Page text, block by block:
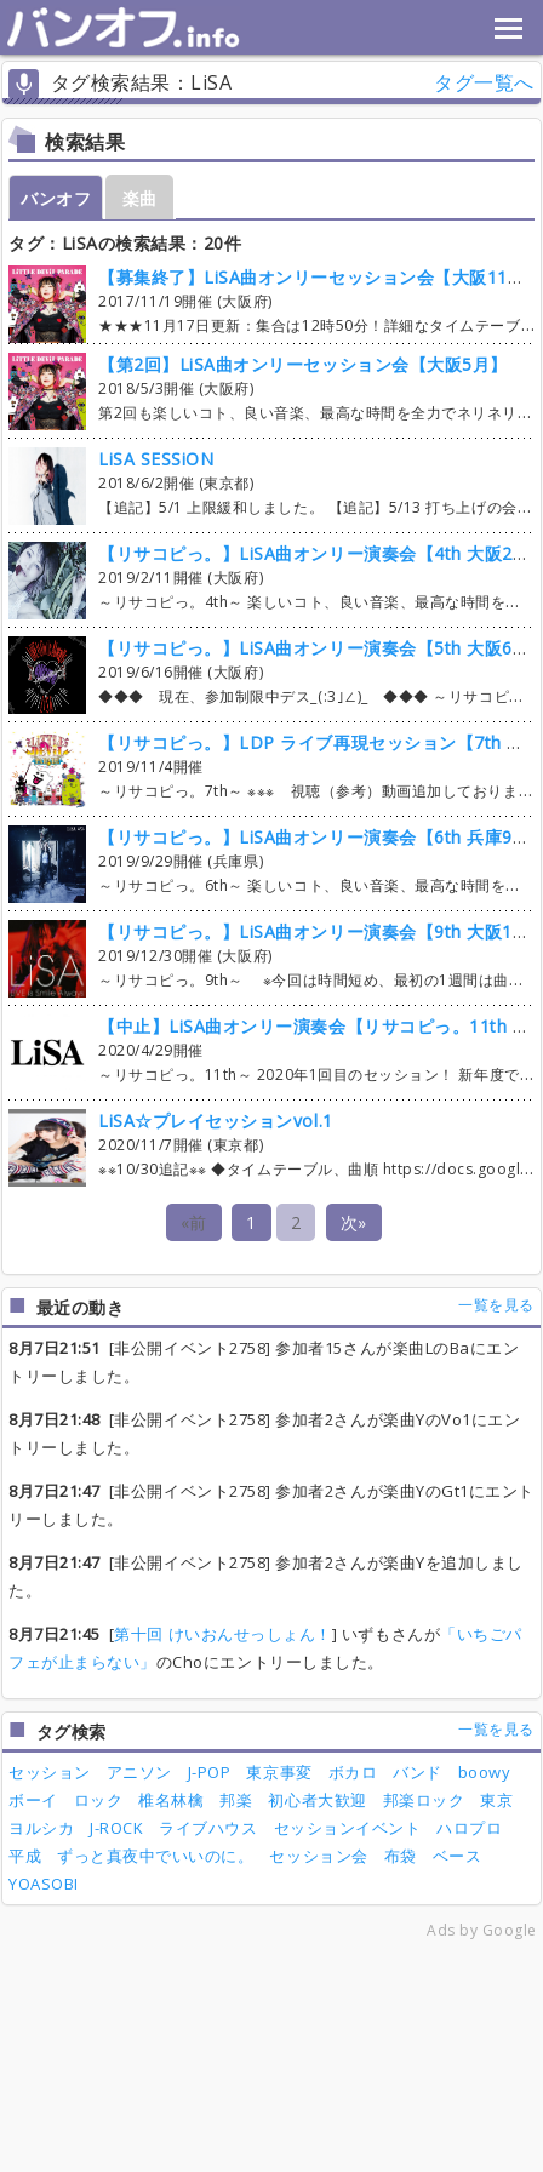
タグ検索結果：LiSA タグ一覧へ
検索結果
バンオフ
楽曲
タグ：LiSAの検索結果：20件
【募集終了】LiSA曲オンリーセッション会【大阪11月】
2017/11/19開催 (大阪府)
【第2回】LiSA曲オンリーセッション会【大阪5月】
2018/5/3開催 (大阪府)
第2回も楽しいコト、良い音楽、最高な時間を全力でネリネリして参ります。 期待しかしないでね。 ココロを狙い撃ち！！ よろしくお願い致しますヽ('∀')ﾉ ※ドラムは全て任意でお願いします！（成立スピード向上の為 ★場所 スタジオ246JUSO Lst ★日時 2018/5/3 13〜19時 13:00～13:15 スタジオ246JUSO Lst前にて受付 13:15～13:30 自己紹介 13:30～18:30 セッション開始～セッション終了 18:30～19:00 撤収 19:30～22:30 打ち上げ～解散 ★見学について Free!!（入場無料） other でバンオフに参加していただけると助かります！（人数把握の為） ★エントリー曲数の上限・曲の追加について 曲の追加は1人1曲、曲被り無しでお願いします！ エントリー可能な曲数は時間の経過と共に増えていきます😎 エントリー可能曲数が増えても追加は一人一曲、譲渡可も含んだ曲数です🙌 楽曲追加開始：2曲（2018/3/2 21：00～） 楽曲追加開始から1週間後：3曲（2018/3/9 21：00～） 楽曲追加開始から2週間後：5曲（2018/3/16 21：00～） 楽曲追加開始から3週間後：制限無し（2018/3/23 21：00～） （自分が追加した曲を含む） 上限開放時（3/23）に成立曲数が少ない場合は、既に成立している曲の2週目を募集します！ ★演奏楽曲の成立について 18曲成立した時点終了になります🙌（手動なのでラグあります） 基本全パート揃っての成立ですが、最低限の演奏に必要の無いパートは任意にして曲の追加をお願いします！ （ex.ガルデモ曲はキーボード無しでもOK） 皆で成立に協力いただけると助かります！ それと、冒頭でも記載しましたが、ドラムは全て任意でお願いします(ﾟ∀ﾟ) ★楽曲 タイアップはもちろん、ノンタイアップもOK！ Girls dead monsterもOK＼(^o^)／ 公式にカバーされている曲もOK！（ex.夜咄ディセイブ） ★写真と動画について 演奏中、動画撮影します！ 参加者Onlyでの限定公開の予定。 写真の撮影も基本自由とさせていただきますが、基本参加者内でのシェアとさせてください！ SNS等での公開は各々のモラルにお任せしますが、常識の範囲内でお願いしておきます！ ★打ち上げについて coming soon !! ★質問がある フォローミー！ → @lisa_session ツイッターでリプかDMください！
LiSA SESSiON
2018/6/2開催 (東京都)
【追記】5/1 上限緩和しました。 【追記】5/13 打ち上げの会場決まりました。 【追記】5/26 タイムテーブル、参加者名簿を作成しました。 【追記】5/30 レンタル機材について記載しました。 必ず全文お読みになってからご参加ください。 LiSAさん関連の楽曲を演奏するセッションです。 LiSAさん関連の楽曲であれば何でも構いません。 ガルデモ、カバー曲、インディーズ時代の曲何でもオッケーです。 エントリーは1人3曲までとさせていただきます。 頃合いを見て上限を開放していきたいと思います。 演奏曲は25～30曲前後を予定しております。 【追記】5/1 上限緩和しました。 現在エントリーの上限は4曲です。 また演奏曲も35曲まで増やしました。 上限緩和まではエントリーしたパート以外のパートへのエントリーはご遠慮ください。 上限緩和後はパートを渡ってのエントリーも可能といたします。 【追記】5/13 打ち上げの会場決まりました。 天下の焼き鳥 信長 大久保店 3時間飲み放題コース 3,500円 となります。 40名以上の参加で店内貸し切りになるそうです。 予約等の関係上参加受付締め切りを5/25までとさせていただきます。 それ以降は店にかけあってみますが参加できない可能性もあるのでご了承下さい。 【追記】5/26 タイムテーブル、参加者名簿を作成しました。 https://docs.google.com/spreadsheets/d/1ymVfp5JMZdEbjui1gs_A7gJGuKDVxz77-YICAJdU1TM/edit?usp=sharing 遅刻、早退等考慮してタイムテーブルを組んであります。 半端ではありますが、一曲9分計算でタイムテーブルを組んであります。 参加者の皆様は内容に不備がないかご確認下さい。 内容に不備があった場合は主催までご一報いただけると助かります。 【追記】5/30 レンタル機材について 質問があったのでレンタル機材リストを記載しておきます。 ・Guitar Amp Marshall JCM2000 / 1960A Roland JC-120 ・Bass Amp Ampeg SVT3PRO / SVT810E ・Dr Set Absolute Hybrid Maple SABIAN Cymbal Set ・Keybord Roland RD-700NX 【ギタリスト、ボーカリストの方にご連絡】 ・ボーカリストの方へ 今回ボーカルマイクですが、スタジオのワイヤレスマイクをレンタルさせていただくことになりました。 なので今回はマイクの持ち込みを禁止とさせていただきます。 ご了承下さい。 ・ギタリストの方へ 今回会場のレンタル品の都合上、ギターアンプを 上手：Marshall JCM2000 下手：Roland JC-120 の２台固定とさせていただきます。 下手ギターアンプをご利用になる方はエフェクターの持ち込みを推奨させていただきます。 こちらもご了承いただければ幸いです。 愛と思いやりを大切に、参加するみんなで最高に楽しめるセッションにしていきましょう！！
【リサコピっ。】LiSA曲オンリー演奏会【4th 大阪2月】
2019/2/11開催 (大阪府)
～リサコピっ。4th～ 楽しいコト、良い音楽、最高な時間を全力でネリネリして参ります。 期待しかしないでね。 ココロを狙い撃ち！！ よろしくお願い致しますヽ('∀')ﾉ ※ドラムは全て任意でお願いします！（成立スピード向上の為 ★場所 スタジオ246JUSO Lst ★日時 2019/2/11 13〜19時 13:00～13:15 スタジオ246JUSO Lst前にて受付 13:15～13:30 自己紹介 13:30～18:30 セッション開始～セッション終了 18:30～19:00 撤収 19:30～22:30 打ち上げ～解散 ★見学について Free!!（入場無料） other でバンオフに参加していただけると助かります！（人数把握の為） ★エントリー曲数の上限・曲の追加について 曲の追加は1人1曲、曲被り無しでお願いします！ エントリー可能な曲数は時間の経過と共に増えていきます😎 エントリー可能曲数が増えても追加は一人一曲、譲渡可も含んだ曲数です🙌 楽曲追加開始：2曲（2018/12/8 21：00～） 楽曲追加開始から1週間後：3曲（2018/12/15 21：00～） 楽曲追加開始から2週間後：5曲（2018/12/22 21：00～） 楽曲追加開始から3週間後：制限無し（2018/12/29 21：00～） （自分が追加した曲を含む） 上限開放時（12/29）に成立曲数が少ない場合は、既に成立している曲の2週目を募集します！ ★演奏楽曲の成立について 18曲成立した時点終了になります🙌（手動なのでラグあります） 基本全パート揃っての成立ですが、最低限の演奏に必要の無いパートは任意にして曲の追加をお願いします！ （ex.ガルデモ曲はキーボード無しでもOK） 皆で成立に協力いただけると助かります！ それと、冒頭でも記載しましたが、ドラムは全て任意でお願いします(ﾟ∀ﾟ) ★楽曲 タイアップはもちろん、ノンタイアップもOK！ Girls dead monsterもOK＼(^o^)／ 公式にカバーされている曲もOK！（ex.夜咄ディセイブ） ★写真と動画について 演奏中、動画撮影します！ 参加者Onlyでの限定公開の予定。 写真の撮影も基本自由とさせていただきますが、基本参加者内でのシェアとさせてください！ SNS等での公開は各々のモラルにお任せしますが、常識の範囲内でお願いしておきます！ ★打ち上げについて coming soon !! ★質問がある フォローミー！ → @LiSACOPi ツイッターでリプかDMください！
【リサコピっ。】LiSA曲オンリー演奏会【5th 大阪6月】
2019/6/16開催 (大阪府)
◆◆◆ 現在、参加制限中デス_(:3｣∠)_ ◆◆◆ ～リサコピっ。5th～ 楽しいコト、良い音楽、最高な時間を全力でネリネリして参ります。 期待しかしないでね。 ココロを狙い撃ち！！ よろしくお願い致しますヽ('∀')ﾉ ※ドラムは全て任意でお願いします！（成立スピード向上の為 ★場所 ベースオントップ東心斎橋 King studio ★日時 2019/6/16 13〜19時 13:00～13:15 Kingスタジオにて受付 13:15～13:30 自己紹介 13:30～18:30 セッション開始～セッション終了 18:30～19:00 撤収 19:00～21:00 打ち上げ～解散 ★見学について Free!!（入場無料） other でバンオフに参加していただけると助かります！（人数把握の為） ★エントリー曲数の上限・曲の追加について 曲の追加は1人1曲、曲被り無しでお願いします！ エントリー可能な曲数は時間の経過と共に増えていきます😎 エントリー可能曲数が増えても追加は一人一曲、譲渡可も含んだ曲数です🙌 楽曲追加開始：2曲（2019/3/23 21：00～） 楽曲追加開始から1週間後：3曲（2019/3/30 21：00～） 楽曲追加開始から2週間後：5曲（2019/4/6 21：00～） 楽曲追加開始から3週間後：制限無し（2019/4/13 21：00～） （自分が追加した曲を含む） 上限開放時（4/13）に成立曲数が少ない場合は、既に成立している曲の2週目を募集します！ ★演奏楽曲の成立について 18曲成立した時点終了になります🙌（手動なのでラグあります） 基本全パート揃っての成立ですが、最低限の演奏に必要の無いパートは任意にして曲の追加をお願いします！ （ex.ガルデモ曲はキーボード無しでもOK） 皆で成立に協力いただけると助かります！ それと、冒頭でも記載しましたが、ドラムは全て任意でお願いします(ﾟ∀ﾟ) ★楽曲 タイアップはもちろん、ノンタイアップもOK！ Girls dead monsterもOK＼(^o^)／ 公式にカバーされている曲もOK！（ex.夜咄ディセイブ） ★写真と動画について 演奏中、動画撮影します！ 参加者Onlyでの限定公開の予定。 写真の撮影も基本自由とさせていただきますが、基本参加者内でのシェアとさせてください！ SNS等での公開は各々のモラルにお任せしますが、常識の範囲内でお願いしておきます！ ★打ち上げについて coming soon !! ★質問がある フォローミー！ → @LiSACOPi ツイッターでリプかDMください！
【リサコピっ。】LDP ライブ再現セッション【7th 京都11月】
2019/11/4開催
～リサコピっ。7th～ ※※※ 視聴（参考）動画追加しております！ ※※※ 第一次エントリー（7/6～7/13）は掲示板へ書き込み形式です！（被りは抽選、その後先着順） ※※※ 概要よく読んでネ！ ★番外★ LiTTLE DEViL PARADE ライブ再現セッション★ WOWOWで放映された映像と、セットリストを参考にレッツプレイっ☻ 数曲を同じメンバーで、連続して演奏してもらいますっ！ ★場所 studio 246 kyoto ★日時 2019/11/4 13〜19時 13:00～13:15 受付 13:15～13:30 自己紹介 13:30～18:30 セッション開始～セッション終了 18:30～19:00 撤収 19:00～21:00 打ち上げ～解散 ★見学について Free!!（入場無料） other でバンオフに参加していただけると助かります！（人数把握の為） ★エントリーの仕方 第一次エントリー：7月6日21時～7月13日21時まで 演奏希望する枠の掲示板に演奏希望パートの書き込みをお願い致します！ 被った場合はこちらで抽選をし決定とさせていただきますのでご了承ください（＿＿ 第二次エントリー：7月14日21時より先着順にて ★写真と動画について 演奏中、動画撮影します！ 参加者Onlyでの限定公開の予定。 写真の撮影も基本自由とさせていただきますが、基本参加者内でのシェアとさせてください！ SNS等での公開は各々のモラルにお任せしますが、常識の範囲内でお願いしておきます！ ★打ち上げについて しましょ～！ ★質問がある フォローミー！ → @LiSACOPi ツイッターでリプかDMください！
【リサコピっ。】LiSA曲オンリー演奏会【6th 兵庫9月】
2019/9/29開催 (兵庫県)
～リサコピっ。6th～ 楽しいコト、良い音楽、最高な時間を全力でネリネリして参ります。 期待しかしないでね。 ココロを狙い撃ち！！ よろしくお願い致します\( ¨̮ )/ ※ドラムは全て任意でお願いします！（成立スピード向上の為 ★場所 スタジオ246WEST（三ノ宮） Lスタジオ ★日時 2019/9/29 13〜19時 13:00～13:15 Lスタジオにて受付 13:15～13:30 自己紹介 13:30～18:30 セッション開始～セッション終了 18:30～19:00 撤収 19:00～21:00 打ち上げ～解散 ★見学について Free!!（入場無料） other でバンオフに参加していただけると助かります！（人数把握の為） ★エントリー曲数の上限・曲の追加について 曲の追加は1人1曲、曲被り無しでお願いします！ エントリー可能な曲数は時間の経過と共に増えていきます😎 エントリー可能曲数が増えても追加は一人一曲、譲渡可も含んだ曲数です🙌 楽曲追加開始：2曲（2019/6/22 21：00～） 楽曲追加開始から1週間後：3曲（2019/6/29 21：00～） 楽曲追加開始から3週間後：5曲（2019/7/13 21：00～） 楽曲追加開始から5週間後：制限無し（2019/7/27 21：00～） （自分が追加した曲を含む） 上限開放時（7/27）に成立曲数が少ない場合は、既に成立している曲の2週目を募集します！ ★演奏楽曲の成立について 18曲成立した時点終了になります🙌（手動なのでラグあります） 基本全パート揃っての成立ですが、最低限の演奏に必要の無いパートは任意にして曲の追加をお願いします！ （ex.ガルデモ曲はキーボード無しでもOK） 皆で成立に協力いただけると助かります！ それと、冒頭でも記載しましたが、ドラムは全て任意でお願いします(ﾟ∀ﾟ) ★楽曲 タイアップはもちろん、ノンタイアップもOK！ Girls dead monsterもOK＼(^o^)／ 公式にカバーされている曲もOK！（ex.夜咄ディセイブ） ちゃんとした音源で円盤化されている、若しくは公式より映像が配信されているモノはOKデス😉 ★写真と動画について 演奏中、動画撮影します！ 参加者Onlyでの限定公開の予定。 写真の撮影も基本自由とさせていただきますが、基本参加者内でのシェアとさせてください！ SNS等での公開は各々のモラルにお任せしますが、常識の範囲内でお願いしておきます！ ★打ち上げについて coming soon !! ★質問がある フォローミー！ → @LiSACOPi ツイッターでリプかDMください！
【リサコピっ。】LiSA曲オンリー演奏会【9th 大阪12月】
2019/12/30開催 (大阪府)
～リサコピっ。9th～ ※今回は時間短め、最初の1週間は曲の追加のみです！※ 年の瀬に・・・今年も最後までLiSAずくし！ よろしくお願い致します\( ¨̮ )/ ※ドラムは全て任意でお願いします！（成立スピード向上の為） ★場所 スタジオ246JUSO（十三） Lスタジオ ★日時 2019/12/30 13〜17時（成立曲が多い場合は延長） 13:00～13:15 Lスタジオにて受付 13:15～13:30 自己紹介 13:30～15:30 セッション開始～セッション終了 15:30～16:00 撤収 別枠 17:00～19:00 打ち上げ？！eNcoreツアー（ピザ箱）上映会？！企画中 ★見学について Free!!（入場無料） other でバンオフに参加していただけると助かります！（人数把握の為） ★エントリー曲数の上限・曲の追加について 曲の追加は1人1曲、曲被り無しでお願いします！ エントリー可能な曲数は時間の経過と共に増えていきます😎 エントリー可能曲数が増えても追加は一人一曲、譲渡可も含んだ曲数です🙌 開始直後：曲追加のみ 1曲 エントリー不可（2019/10/6 21：00～） 開始から1週間後：3曲 曲の追加含む（2019/10/12 21：00～） 開始から2週間後：制限無し（2019/10/19 21：00～） （自分が追加した曲を含む） 上限開放時（10/19）に成立曲数が少ない場合は、既に成立している曲の2週目もOK！ ★演奏楽曲の成立について 10曲以上（上限18曲まで）成立を目標とします🙌（手動なのでラグあります） 基本全パート揃っての成立ですが、最低限の演奏に必要の無いパートは任意にして曲の追加をお願いします！ （ex.ガルデモ曲はキーボード無しでもOK） 皆で成立に協力いただけると助かります！ それと、冒頭でも記載しましたが、ドラムは全て任意でお願いします(ﾟ∀ﾟ) ★楽曲 タイアップはもちろん、ノンタイアップもOK！ Girls dead monsterもOK＼(^o^)／ 公式にカバーされている曲もOK！（ex.夜咄ディセイブ） ちゃんとした音源で円盤化されている、若しくは公式より映像が配信されているモノはOKデス😉 ★写真と動画について 演奏中、動画撮影します！ 参加者Onlyでの限定公開の予定。 写真の撮影も基本自由とさせていただきますが、基本参加者内でのシェアとさせてください！ SNS等での公開は各々のモラルにお任せしますが、常識の範囲内でお願いしておきます！ ★打ち上げについて coming soon !! ★質問がある フォローミー！ → @LiSACOPi ツイッターでリプかDMください！
【中止】LiSA曲オンリー演奏会【リサコピっ。11th 大阪4月】
2020/4/29開催
～リサコピっ。11th～ 2020年1回目のセッション！ 新年度で新しい生活が始まったアナタ！ LiSA曲でセッションしませんか？\( ¨̮ )/ ※ドラムは全て任意でお願いします！（成立スピード向上の為） ★場所 スタジオ246JUSO（十三） Lスタジオ ★日時 2020/4/29 13〜19時 13:00～13:15 Lスタジオにて受付 13:15～13:30 自己紹介 13:30～18:30 セッション開始～セッション終了 18:30～19:00 撤収 19:00～21:00 打ち上げ！ ★見学について Free!!（入場無料） other でバンオフに参加していただけると助かります！（人数把握の為） ★エントリー曲数の上限・曲の追加について 今回より曲の追加は1人2曲まで！ 曲被り無しでお願いします！ エントリー可能な曲数は時間の経過と共に増えていきます😎 エントリー可能曲は追加した曲、譲渡可も含んだ曲数です🙌 開始直後：曲追加のみ 1曲 エントリー不可（2020/2/17 21：00～） 開始後約1週間後：2曲／曲の追加・エントリー・譲渡含む（2020/2/22 21：00～） 開始から2週間後：3曲／曲の追加・エントリー・譲渡含む（2020/2/29 21：00～） 開始から3週間後：制限無し（2020/3/7 21：00～） 上限開放時（3/7）に成立曲数が少ない場合は、既に成立している曲の2週目もOK！ ★演奏楽曲の成立について 18曲成立を上限とします🙌（手動なのでラグあります） 基本全パート揃っての成立ですが、最低限の演奏に必要の無いパートは任意にして曲の追加をお願いします！ （ex.ガルデモ曲はキーボード無しでもOK） 皆で成立に協力いただけると助かります！ それと、冒頭でも記載しましたが、ドラムは全て任意でお願いします(ﾟ∀ﾟ) ★楽曲 タイアップはもちろん、ノンタイアップもOK！ Girls dead monsterもOK＼(^o^)／ 公式にカバーされている曲もOK！（ex.夜咄ディセイブ） ちゃんとした音源で円盤化されている、若しくは公式より映像が配信されているモノはOKデス😉 ★写真と動画について 演奏中、動画撮影します！ 参加者Onlyでの限定公開の予定。 写真の撮影も基本自由とさせていただきますが、基本参加者内でのシェアとさせてください！ SNS等での公開は各々のモラルにお任せしますが、常識の範囲内でお願いしておきます！ ★打ち上げについて coming soon !! ★質問がある フォローミー！ → @LiSACOPi ツイッターでリプかDMください！
LiSA☆プレイセッションvol.1
2020/11/7開催 (東京都)
※※10/30追記※※ ◆タイムテーブル、曲順 https://docs.google.com/spreadsheets/d/1aHUHhNhLLWxFpqq2cXijNRq-ZXw7lq5HitQxXQk-M38/edit?usp=sharing ご覧のとおりタイトなスケジュールとなっております。 転換中の音出しは最低限にして頂き、なるべく転換に時間がかからないようご協力頂けますと幸いです。 時間が余った場合はお代わりタイムに突入します。 ※※10/26追記※※ 曲エントリー終了日時を、10/30(金) 23:00から10/29(木) 23:00に変更させて頂きます。 既に追加曲のエントリーはしめていますが、成立曲のあいているパートに入りたい方はご注意ください。 急な変更で申し訳ありませんが、よろしくお願いします。 ※※10/5追記※※ 現在のコロナの状況から、打上げは開催しない事に致しました。 セッションが終了次第自由解散にしますので、飲み会等は各自自由にお願いします。 ◆ご挨拶 主催のYUKiです。 バンド活動やライブ活動が制限されてそろそろ限界な皆様。 コロナ対策を十分した上で、めいっぱい楽しみましょう！ セッションの主催は初めてなので、ご不便おかけする事も多いと思いますが、温かい目で見守って頂ければ幸いです。 以下、お手数ですが必ず全文お読みになってからご参加ください。 ◆概要 LiSA・ガルデモの楽曲を演奏するセッションです。 LiSAのカバー曲もOKです。 ◆場所 サウンドスタジオNOAH野方店Cst（36帖）＋Subroom（12帖） https://www.studionoah.jp/nogata/csst/ ◆日程 2020年11月7日(土) 12:00 ～ 19:00 ◆スケジュール 11:00-11:30 設営 11:30-受付開始 11:40-サウンドチェック 12:00-18:30 演奏 18:30-19:00 片付け 19:00 完全撤収 ※成立状況によって多少前後する可能性があります。 ◆参加費 演奏参加：1600円 見学：500円 →お金はおつりが出ないよう封筒などにいれた上、名前を書いて受付でお渡し下さい。コロナ対策の為、ご協力よろしくお願いします。 打ち上げ：なし ◆エントリーについて ・下記がエントリーのスケジュールとなります。 ---------------------------------------------------------------- 1次エントリー開始8/1(土) 22:00～ 3曲まで（Keyは4曲まで） 2次エントリー開始9/5(土) 22:00～ 4曲まで（Keyは5曲まで） 3次エントリー開始10/17 (土) 22:00～ 全パート制限なし（パートを跨いでのエントリーもOK） 曲エントリー終了日時 10/30(金) 23:00 ※状況を見て変更の可能性あり ---------------------------------------------------------------- ・演奏曲は30曲前後を予定しております（1曲あたり転換含み10分強予定）ので、30曲くらいの成立を目処にエントリー受付けを閉めます。 ・パートを跨いでのエントリーもOKとしますが、本来のパートの方が全然入れない・・ というような事がないよう、常識の範囲内でお願いします。 また上限緩和までは、エントリーしたパート以外のパートへのエントリーはご遠慮ください。 上限緩和後はパートを渡ってのエントリーも可能といたします。 ・全パートの追加が必須ですが、ガルデモ曲のみキーボードは必須にしなくてもOKです。 ・コーラスは任意で構いませんので、なるべく追加をお願いします。（ボーカルの方がより参加できる為） ・ギター2も任意で構いませんので、なるべく追加をお願いします。（より沢山のギタリストが参加できる為） ・ROCK-modeをいれる際は、通常verか'18verかまで記載をお願いします。 ◆機材について ・基本スタジオの常設機材の一部を使用させていただきます。 希望機材がある場合、またはレンタルが必要な場合はレンタル機材スレッドにて、10/25（日）までに申請をお願い致します。 ・大型機材(ラックエフェクター、アンプ、複数台のキーボード等準備に時間のかかる機材)を持ち込み予定の方は、持込み機材スレッドにて、10/25（日）までに申請をお願い致します。 ・マイクは基本持ち込みでお願いします。 ない方のみお貸ししますが、コロナ対策の為、最後まで同じマイクを使って頂きます。 レンタルが必要な方はレンタル機材スレッドにて、10/25（日）までに申請をお願い致します。 ・キーボードは、常設でROLANDのRD800があるのですが、コロナの対策として楽器の使い回しをなるべく避けたい為レンタルはしていません。 が、もし使いたいという方がいましたらレンタルしますので、その際はレンタル機材スレッドにて、10/25（日）までに申請をお願い致します。 ◆コロナ対策について ・NOAHの入り口にアルコール消毒がおいてありますので、出入りする際は必ず消毒をお願いします。また入出時に検温もありますので、ご協力をお願いします。 ・演奏中以外は、マスクの着用をお願いします。 ・サブルームにあまり大人数でたまらないようお願いします。 ・マイクは1人1本、最後まで同じマイクを使って頂きます。当日のマイクの貸し借りはご遠慮下さい。 ※政府からのイベント自粛要請や、緊急事態宣言が出ない限りは開催します。 コロナの状況が酷くなったら出られずキャンセルするかも‥という方は、申し訳ありませんが、はじめから参加を控えて頂ければ幸いです。 ◆注意事項 会場内で発生した紛失、盗難、その他事故につきましては一切の責任を負いかねますので、貴重品または機材の管理は各自で徹底していただくようお願い致します。 愛と思いやりを大切に、安全に、最高に楽しんでいきましょう！！
«前 1 2 次»
最近の動き 一覧を見る
8月7日21:51 [非公開イベント2758] 参加者15さんが楽曲LのBaにエン
トリーしました。
8月7日21:48[非公開イベント2758] 参加者2さんが楽曲YのVo1にエン
トリーしました。
8月7日21:47[非公開イベント2758] 参加者2さんが楽曲YのGt1にエント
リーしました。
8月7日21:47[非公開イベント2758] 参加者2さんが楽曲Yを追加しまし
た。
8月7日21:45 [第十回 けいおんせっしょん！ ] いずもさんが 「いちごパ
フェが止まらない」 のChoにエントリーしました。
タグ検索 一覧を見る
セッション アニソン J-POP 東京事変 ボカロ バンド
boowy
ボーイ
ロック 椎名林檎 邦楽 初心者大歓迎 邦楽ロック
東京
ヨルシカ
J-ROCK ライブハウス セッションイベント
ハロプロ
平成
ずっと真夜中でいいのに。 セッション会 布袋
ベース
YOASOBI
Ads by Google